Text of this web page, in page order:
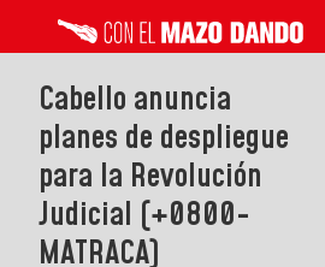
Cabello anuncia
planes de despliegue
para la Revolución
Judicial (+0800-
MATRACA)